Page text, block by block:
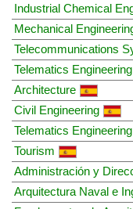
Industrial Chemical
Mechanical
Telecommunications
Telematics Engineering
Architecture
Civil Engineering
Telematics Engineering
Tourism
Administración y
Arquitectura Naval e